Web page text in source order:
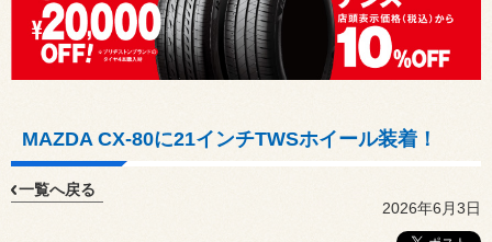
MAZDA CX-80に21インチTWSホイール装着！
一覧へ戻る
2026年6月3日